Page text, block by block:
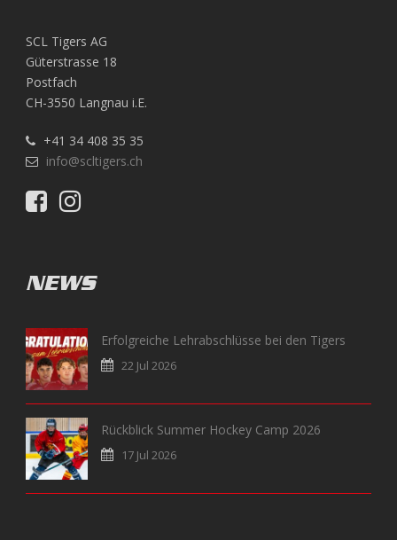
SCL Tigers AG
Güterstrasse 18
Postfach
CH-3550 Langnau i.E.
+41 34 408 35 35
info@scltigers.ch
NEWS
Erfolgreiche Lehrabschlüsse bei den Tigers
22 Jul 2026
Rückblick Summer Hockey Camp 2026
17 Jul 2026